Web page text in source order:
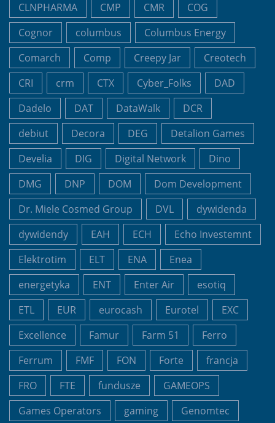
CLNPHARMA
CMP CMR
COG
Cognor
columbus
Columbus Energy
Comarch
Comp Creepy Jar
Creotech
CRI
crm CTX Cyber_Folks
DAD
Dadelo
DAT DataWalk
DCR
debiut
Decora DEG
Detalion Games
Develia
DIG Digital Network
Dino
DMG
DNP DOM
Dom Development
Dr. Miele Cosmed Group
DVL
dywidenda
dywidendy
EAH ECH
Echo Investemnt
Elektrotim
ELT ENA
Enea
energetyka
ENT Enter Air
esotiq
ETL
EUR eurocash Eurotel
EXC
Excellence
Famur Farm 51
Ferro
Ferrum
FMF FON Forte
francja
FRO
FTE fundusze
GAMEOPS
Games Operators
gaming Genomtec